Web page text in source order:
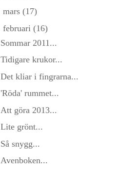
mars (17)
februari (16)
Sommar 2011...
Tidigare krukor...
Det kliar i fingrarna...
'Röda' rummet...
Att göra 2013...
Lite grönt...
Så snygg...
Avenboken...